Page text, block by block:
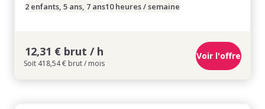
2 enfants, 5 ans, 7 ans10 heures / semaine
12,31 € brut / h
Soit 418,54 € brut / mois
Voir l'offre